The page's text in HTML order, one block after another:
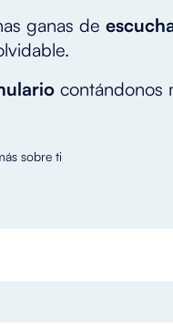
ganas de
contándonos
sobre ti